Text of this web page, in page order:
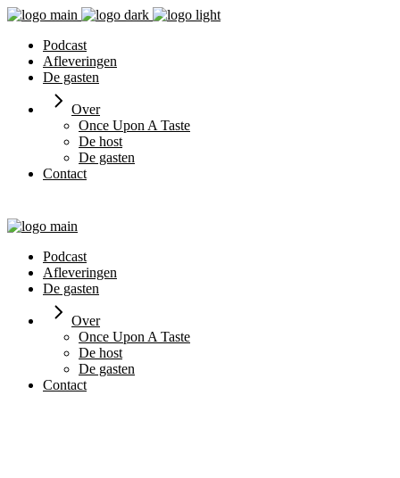
Podcast
Afleveringen
De gasten
Over
Once Upon A Taste
De host
De gasten
Contact
Podcast
Afleveringen
De gasten
Over
Once Upon A Taste
De host
De gasten
Contact